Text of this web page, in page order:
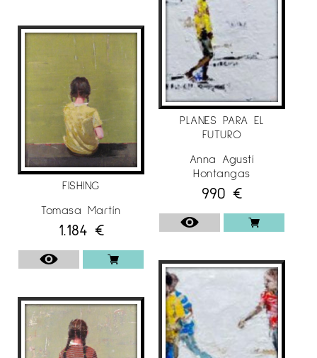
FISHING
Tomasa Martín
1.184 €
PLANES PARA EL
FUTURO
Anna Agustí
Hontangas
990 €